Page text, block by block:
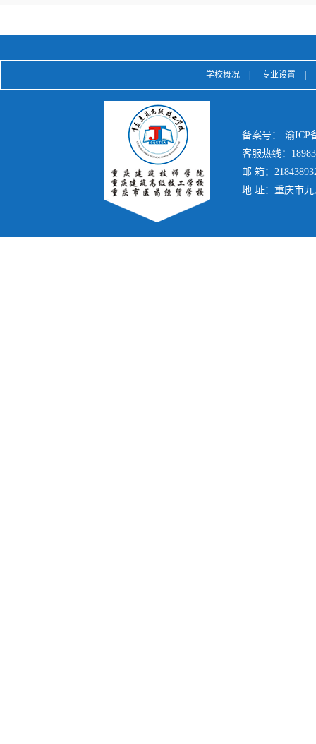
学校概况 专业设置
备案号：
渝ICP
客服热线：
邮 箱：
地 址：重庆市